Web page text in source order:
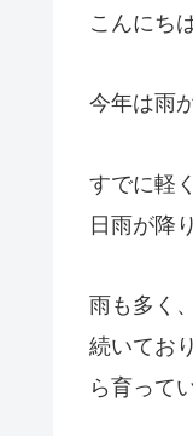
こんにちは
今年は雨
すでに軽
日雨が降
雨も多く
続いてお
ら育って